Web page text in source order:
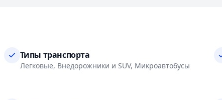
Типы транспорта
Легковые, Внедорожники и SUV, Микроавтобусы